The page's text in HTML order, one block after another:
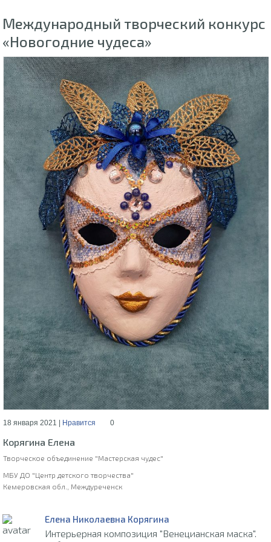
Международный творческий конкурс
«Новогодние чудеса»
18 января 2021 | Нравится 0
Корягина Елена
Творческое объединение "Мастерская чудес"
МБУ ДО "Центр детского творчества"
Кемеровская обл., Междуреченск
Елена Николаевна Корягина
Интерьерная композиция "Венецианская маска".